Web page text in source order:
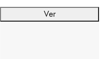
Ver